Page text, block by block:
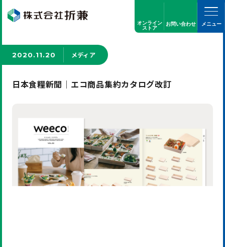
オンライン
ストア
お問い合わせ メニュー
2020.11.20 メディア
日本食糧新聞｜エコ商品集約カタログ改訂